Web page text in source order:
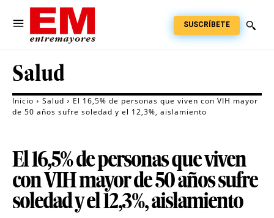
SUSCRÍBETE
Salud
Inicio Salud
El 16,5% de personas que viven con VIH mayor
de 50 años sufre soledad y el 12,3%, aislamiento
El 16,5% de personas que viven
con VIH mayor de 50 años sufre
soledad y el 12,3%, aislamiento